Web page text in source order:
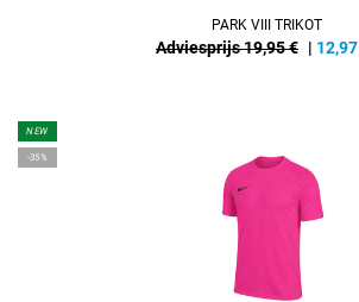
PARK VIII TRIKOT
Adviesprijs 19,95 € | 12,97
NEW
-35%